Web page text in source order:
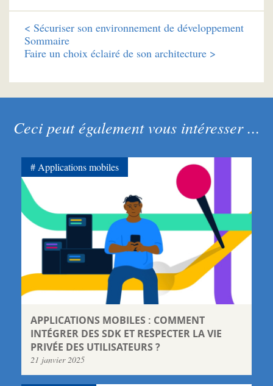
< Sécuriser son environnement de développement
Sommaire
Faire un choix éclairé de son architecture >
Ceci peut également vous intéresser ...
APPLICATIONS MOBILES : COMMENT
INTÉGRER DES SDK ET RESPECTER LA VIE
PRIVÉE DES UTILISATEURS ?
21 janvier 2025
Applications mobiles